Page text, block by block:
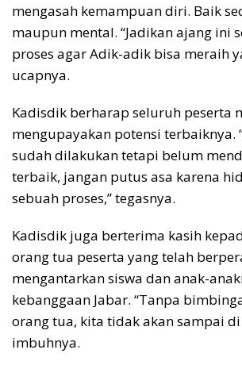
mengasah kemampuan diri. Baik
maupun mental. “Jadikan ajang ini
proses agar Adik-adik bisa meraih
ucapnya.
Kadisdik berharap seluruh peserta
mengupayakan potensi terbaiknya.
sudah dilakukan tetapi belum
terbaik, jangan putus asa karena
sebuah proses,” tegasnya.
Kadisdik juga berterima kasih
orang tua peserta yang telah
mengantarkan siswa dan anak-
kebanggaan Jabar. “Tanpa
orang tua, kita tidak akan sampai
imbuhnya.